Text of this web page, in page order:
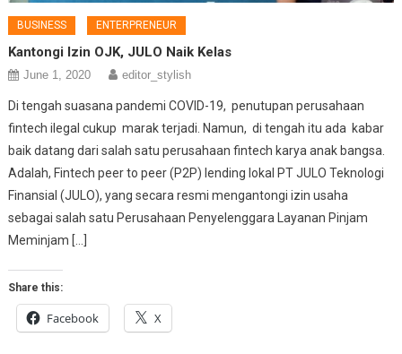
BUSINESS ENTERPRENEUR
Kantongi Izin OJK, JULO Naik Kelas
June 1, 2020 editor_stylish
Di tengah suasana pandemi COVID-19, penutupan perusahaan
fintech ilegal cukup marak terjadi. Namun, di tengah itu ada kabar
baik datang dari salah satu perusahaan fintech karya anak bangsa.
Adalah, Fintech peer to peer (P2P) lending lokal PT JULO Teknologi
Finansial (JULO), yang secara resmi mengantongi izin usaha
sebagai salah satu Perusahaan Penyelenggara Layanan Pinjam
Meminjam […]
Share this:
Facebook X